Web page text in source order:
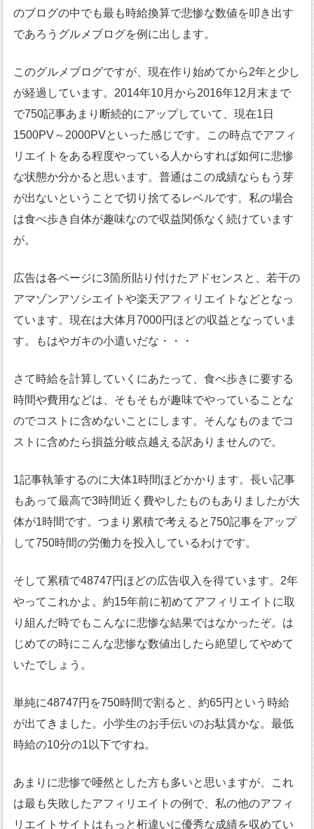
のブログの中でも最も時給換算で悲惨な数値を叩き出す
であろうグルメブログを例に出します。
このグルメブログですが、現在作り始めてから2年と少し
が経過しています。2014年10月から2016年12月末まで
で750記事あまり断続的にアップしていて、現在1日
1500PV～2000PVといった感じです。この時点でアフィ
リエイトをある程度やっている人からすれば如何に悲惨
な状態か分かると思います。普通はこの成績ならもう芽
が出ないということで切り捨てるレベルです。私の場合
は食べ歩き自体が趣味なので収益関係なく続けています
が。
広告は各ページに3箇所貼り付けたアドセンスと、若干の
アマゾンアソシエイトや楽天アフィリエイトなどとなっ
ています。現在は大体月7000円ほどの収益となっていま
す。もはやガキの小遣いだな・・・
さて時給を計算していくにあたって、食べ歩きに要する
時間や費用などは、そもそもが趣味でやっていることな
のでコストに含めないことにします。そんなものまでコ
ストに含めたら損益分岐点越える訳ありませんので。
1記事執筆するのに大体1時間ほどかかります。長い記事
もあって最高で3時間近く費やしたものもありましたが大
体が1時間です。つまり累積で考えると750記事をアップ
して750時間の労働力を投入しているわけです。
そして累積で48747円ほどの広告収入を得ています。2年
やってこれかよ。約15年前に初めてアフィリエイトに取
り組んだ時でもこんなに悲惨な結果ではなかったぞ。は
じめての時にこんな悲惨な数値出したら絶望してやめて
いたでしょう。
単純に48747円を750時間で割ると、約65円という時給
が出てきました。小学生のお手伝いのお駄賃かな。最低
時給の10分の1以下ですね。
あまりに悲惨で唖然とした方も多いと思いますが、これ
は最も失敗したアフィリエイトの例で、私の他のアフィ
リエイトサイトはもっと桁違いに優秀な成績を収めてい